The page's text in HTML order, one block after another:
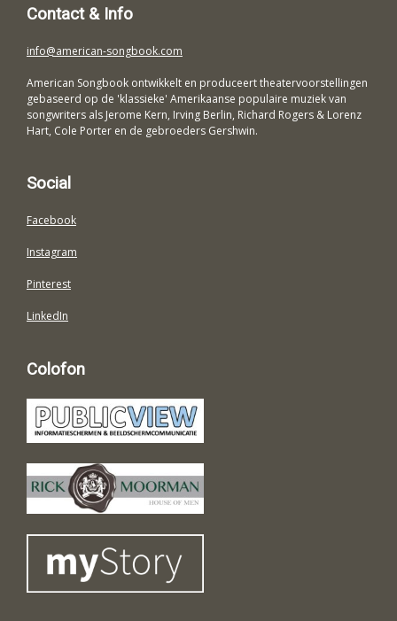
Contact & Info
info@american-songbook.com
American Songbook ontwikkelt en produceert theatervoorstellingen
gebaseerd op de 'klassieke' Amerikaanse populaire muziek van
songwriters als Jerome Kern, Irving Berlin, Richard Rogers & Lorenz
Hart, Cole Porter en de gebroeders Gershwin.
Social
Facebook
Instagram
Pinterest
LinkedIn
Colofon